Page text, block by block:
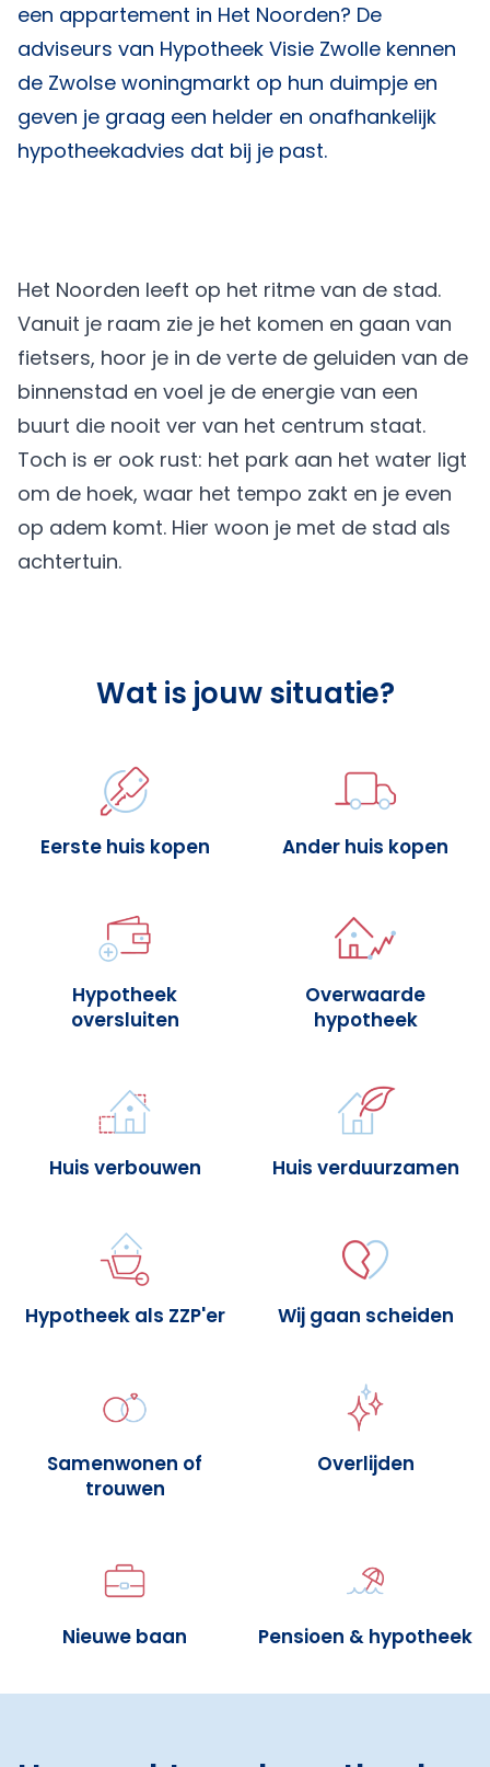
een appartement in Het Noorden? De
adviseurs van Hypotheek Visie Zwolle kennen
de Zwolse woningmarkt op hun duimpje en
geven je graag een helder en onafhankelijk
hypotheekadvies dat bij je past.
Het Noorden leeft op het ritme van de stad.
Vanuit je raam zie je het komen en gaan van
fietsers, hoor je in de verte de geluiden van de
binnenstad en voel je de energie van een
buurt die nooit ver van het centrum staat.
Toch is er ook rust: het park aan het water ligt
om de hoek, waar het tempo zakt en je even
op adem komt. Hier woon je met de stad als
achtertuin.
Wat is jouw situatie?
Eerste huis kopen Ander huis kopen
Hypotheek
oversluiten
Overwaarde
hypotheek
Huis verbouwen Huis verduurzamen
Hypotheek als ZZP'er Wij gaan scheiden
Samenwonen of
trouwen
Overlijden
Nieuwe baan Pensioen & hypotheek